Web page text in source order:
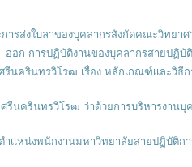
ารส่งใบลาของบุคลากรสังกัดคณะวิทยาศ
ออก การปฏิบัติงานของบุคลากรสายปฏิบั
นครินทรวิโรฒ เรื่อง หลักเกณฑ์เเละวิธี
รีนครินทรวิโรฒ ว่าด้วยการบริหารงาน
เเหน่งพนักงานมหาวิทยาลัยสายปฏิบัติก